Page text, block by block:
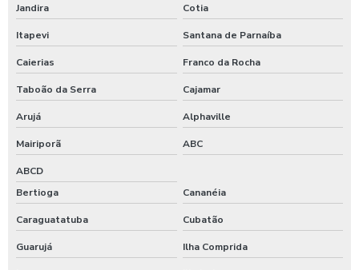
Kit café da manhã para empresas
Kit lanche empresarial
Kit lanche para empresas
Kit lanches para eventos
Lanche corporativo
Lanches para empresas
Orçamento para fornecimento de refeições
Jandira Cotia
Itapevi Santana de Parnaíba
Caierias Franco da Rocha
Taboão da Serra Cajamar
Arujá Alphaville
Mairiporã ABC
ABCD
Bertioga
Cananéia
Caraguatatuba Cubatão
Guarujá Ilha Comprida